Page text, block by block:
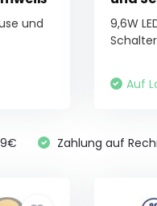
und
9,6W
Auf
Zahlung auf